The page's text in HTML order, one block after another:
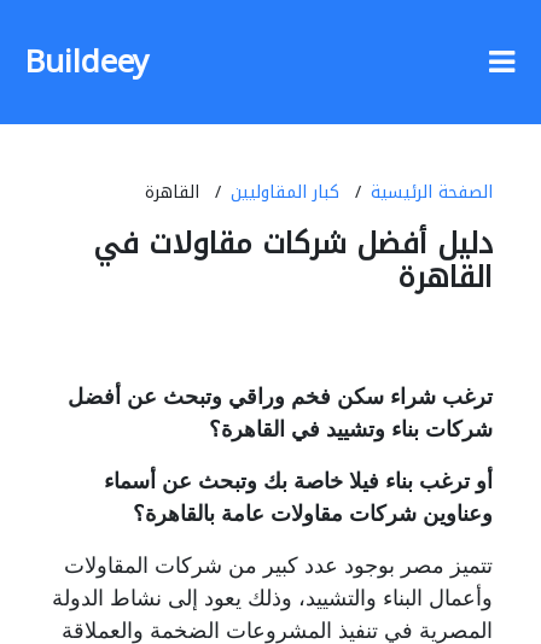
Buildeey
الصفحة الرئيسية كبار المقاوليين القاهرة
دليل أفضل شركات مقاولات في
القاهرة
ترغب شراء سكن فخم وراقي وتبحث عن أفضل
شركات بناء وتشييد في القاهرة؟
أو ترغب بناء فيلا خاصة بك وتبحث عن أسماء
وعناوين شركات مقاولات عامة بالقاهرة؟
تتميز مصر بوجود عدد كبير من شركات المقاولات
وأعمال البناء والتشييد، وذلك يعود إلى نشاط الدولة
المصرية في تنفيذ المشروعات الضخمة والعملاقة